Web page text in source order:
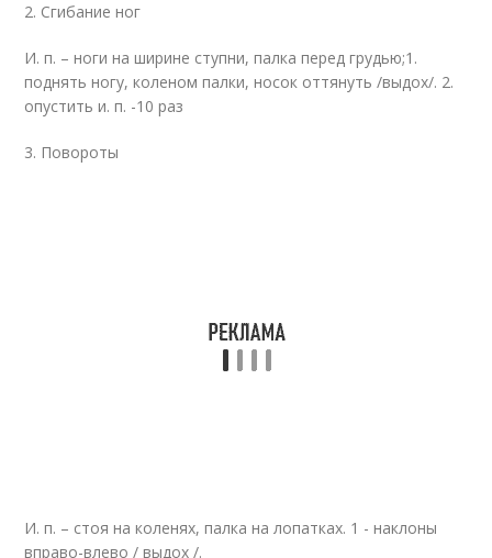
2. Сгибание ног
И. п. – ноги на ширине ступни, палка перед грудью;1.
поднять ногу, коленом палки, носок оттянуть /выдох/. 2.
опустить и. п. -10 раз
3. Повороты
И. п. – стоя на коленях, палка на лопатках. 1 - наклоны
вправо-влево / выдох /.